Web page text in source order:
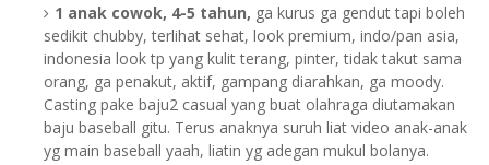
1 anak cowok, 4-5 tahun, ga kurus ga gendut tapi boleh
sedikit chubby, terlihat sehat, look premium, indo/pan asia,
indonesia look tp yang kulit terang, pinter, tidak takut sama
orang, ga penakut, aktif, gampang diarahkan, ga moody.
Casting pake baju2 casual yang buat olahraga diutamakan
baju baseball gitu. Terus anaknya suruh liat video anak-anak
yg main baseball yaah, liatin yg adegan mukul bolanya.